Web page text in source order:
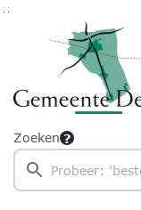
Ga naar de inhoud van
Ga naar het zoeken
Ga naar het menu
Zoeken